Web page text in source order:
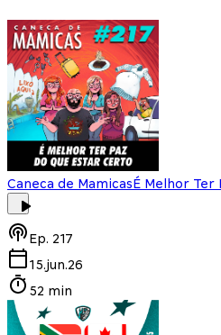
Caneca de MamicasÉ Melhor Ter
Ep. 217
15.jun.26
52 min